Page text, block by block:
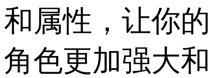
和属性，让你的
角色更加强大和